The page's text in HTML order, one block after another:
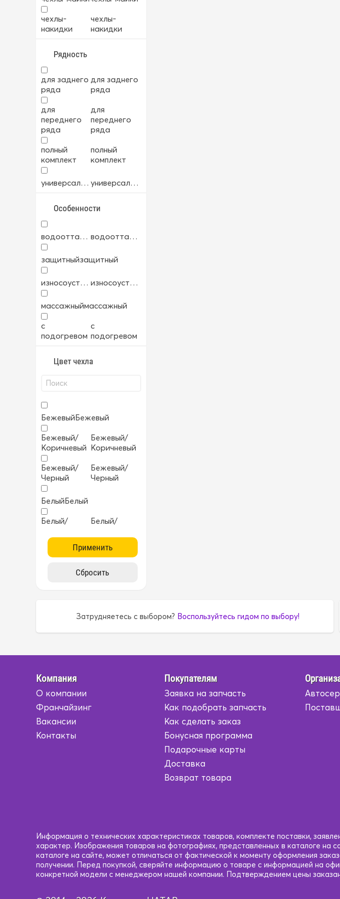
велюрвелюр
велюр+экокожа велюр+экокожа
ткань
экокожа экокожа
чехлы-
накидки
чехлы-
накидки
Рядность
для заднего
ряда
для заднего
ряда
для
переднего
ряда
для
переднего
ряда
полный
комплект
полный
комплект
универсальный универсальный
Особенности
водоотталкивающий водоотталкивающий
защитныйзащитный
износоустойчивый износоустойчивый
массажныймассажный
с
подогревом
с
подогревом
Цвет чехла
БежевыйБежевый
Бежевый/
Коричневый
Бежевый/
Коричневый
Бежевый/
Черный
Бежевый/
Черный
БелыйБелый
Белый/
Белый/
БирюзовыйБирюзовый
БордовыйБордовый
ККрасный
Бежевый
Коричневый/
Желтый
Желтый
Коричневый/
Серый
Красный/
черный
Красный/
черный
РыжийРыжий
Коричневый Коричневый
Затрудняетесь с выбором? Воспользуйтесь гидом по выбору!
Компания
О компании
Франчайзинг
Вакансии
Контакты
Покупателям
Заявка на запчасть
Как подобрать запчасть
Как сделать заказ
Бонусная программа
Подарочные карты
Доставка
Возврат товара
Информация о технических характеристиках товаров, комплекте поставки,
характер. Изображения товаров на фотографиях, представленных в каталоге на
каталоге на сайте, может отличаться от фактической к моменту оформления
получении. Перед покупкой, сверяйте информацию о товаре с информацией на
конкретной модели с менеджером нашей компании. Подтверждением цены